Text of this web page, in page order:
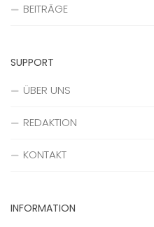
BEITRÄGE
SUPPORT
ÜBER UNS
REDAKTION
KONTAKT
INFORMATION